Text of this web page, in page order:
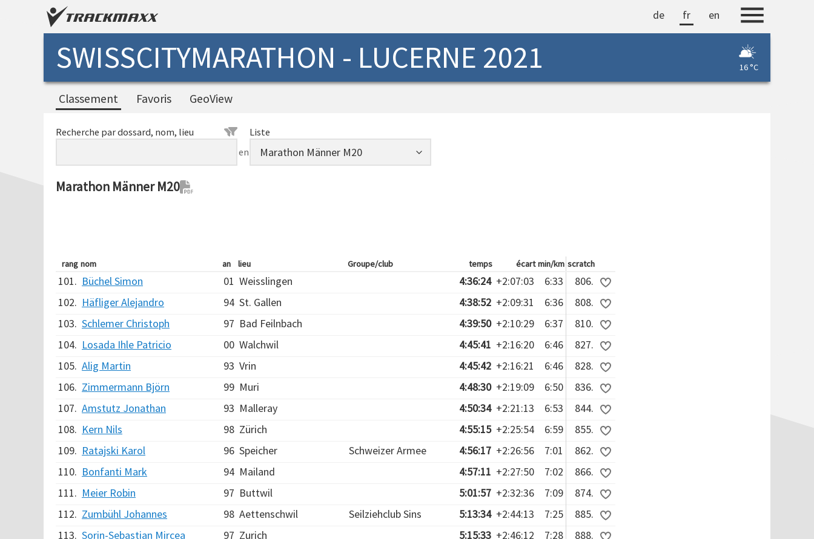
de fr en
SWISSCITYMARATHON - LUCERNE 2021 16 °C
Classement Favoris GeoView
Recherche par dossard, nom, lieu
en
Liste
Marathon Männer M20
rang nom an lieu Groupe/club temps écart min/km scratch
101. Büchel Simon 01 Weisslingen 4:36:24 +2:07:03 6:33
806.
102. Häfliger Alejandro 94 St. Gallen 4:38:52 +2:09:31 6:36
808.
103. Schlemer Christoph 97 Bad Feilnbach 4:39:50 +2:10:29 6:37
810.
104. Losada Ihle Patricio 00 Walchwil 4:45:41 +2:16:20 6:46
827.
105. Alig Martin 93 Vrin 4:45:42 +2:16:21 6:46
828.
106. Zimmermann Björn 99 Muri 4:48:30 +2:19:09 6:50
836.
107. Amstutz Jonathan 93 Malleray 4:50:34 +2:21:13 6:53
844.
108. Kern Nils 98 Zürich 4:55:15 +2:25:54 6:59
855.
109. Ratajski Karol 96 Speicher Schweizer Armee 4:56:17 +2:26:56 7:01
862.
110. Bonfanti Mark 94 Mailand 4:57:11 +2:27:50 7:02
866.
111. Meier Robin 97 Buttwil 5:01:57 +2:32:36 7:09
874.
112. Zumbühl Johannes 98 Aettenschwil Seilziehclub Sins 5:13:34 +2:44:13 7:25
885.
113. Sorin-Sebastian Mircea 97 Zurich 5:15:33 +2:46:12 7:28
888.